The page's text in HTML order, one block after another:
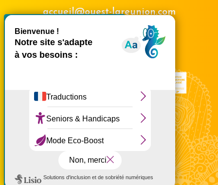
Tout accepter
Tout refuser
Masquer le
Voir la carte
accueil@ouest-lareunion.com
02 62 42 31 31
Nous rencontrer